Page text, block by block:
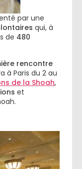
par une
qui, à
de 480
rencontre
à Paris du 2 au
de la Shoah,
et